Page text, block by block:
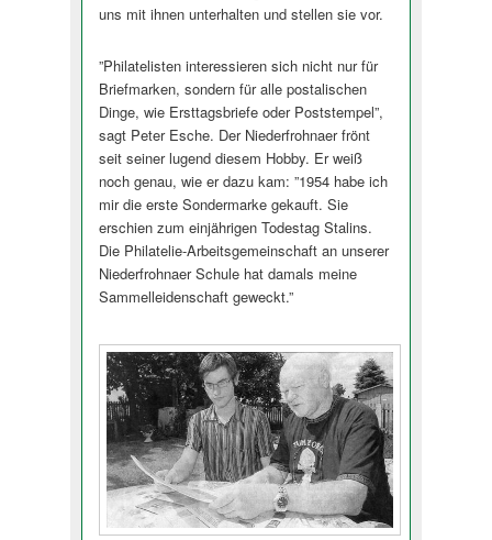
uns mit ihnen unterhalten und stellen sie vor.
”Philatelisten interessieren sich nicht nur für
Briefmarken, sondern für alle postalischen
Dinge, wie Ersttagsbriefe oder Poststempel”,
sagt Peter Esche. Der Niederfrohnaer frönt
seit seiner lugend diesem Hobby. Er weiß
noch genau, wie er dazu kam: ”1954 habe ich
mir die erste Sondermarke gekauft. Sie
erschien zum einjährigen Todestag Stalins.
Die Philatelie-Arbeitsgemeinschaft an unserer
Niederfrohnaer Schule hat damals meine
Sammelleidenschaft geweckt.”